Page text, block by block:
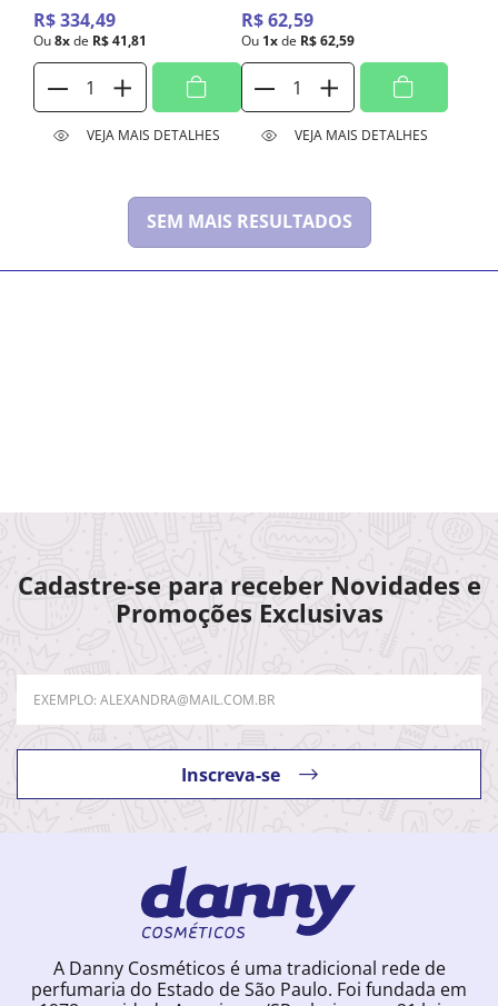
R$334,49
Ou8xde R$41,81
VEJA MAIS DETALHES
R$ 62,59
Ou 1x de R$ 62,59
VEJA MAIS DETALHES
SEM MAIS RESULTADOS
Cadastre-se para receber Novidades e
Promoções Exclusivas
Inscreva-se
A Danny Cosméticos é uma tradicional rede de
perfumaria do Estado de São Paulo. Foi fundada em